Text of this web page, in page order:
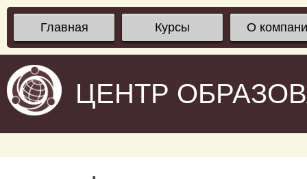
Главная Курсы О
ЦЕНТР